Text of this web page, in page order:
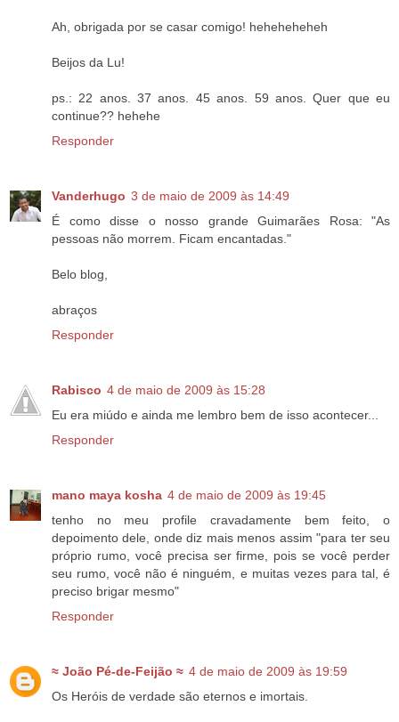
Ah, obrigada por se casar comigo! heheheheheh
Beijos da Lu!
ps.: 22 anos. 37 anos. 45 anos. 59 anos. Quer que eu
continue?? hehehe
Responder
Vanderhugo 3 de maio de 2009 às 14:49
É como disse o nosso grande Guimarães Rosa: "As
pessoas não morrem. Ficam encantadas."
Belo blog,
abraços
Responder
Rabisco 4 de maio de 2009 às 15:28
Eu era miúdo e ainda me lembro bem de isso acontecer...
Responder
mano maya kosha 4 de maio de 2009 às 19:45
tenho no meu profile cravadamente bem feito, o
depoimento dele, onde diz mais menos assim "para ter seu
próprio rumo, você precisa ser firme, pois se você perder
seu rumo, você não é ninguém, e muitas vezes para tal, é
preciso brigar mesmo"
Responder
≈ João Pé-de-Feijão ≈ 4 de maio de 2009 às 19:59
Os Heróis de verdade são eternos e imortais.